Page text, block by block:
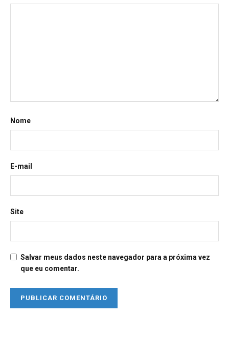
Nome
E-mail
Site
Salvar meus dados neste navegador para a próxima vez
que eu comentar.